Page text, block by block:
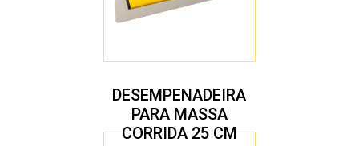
DESEMPENADEIRA
PARA MASSA
CORRIDA 25 CM